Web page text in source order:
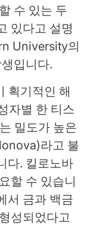
수 있는 두
있다고 설명
University의
입니다.
획기적인 해
자별 한 티스
밀도가 높은
라고 불
다. 킬로노바
할 수 있습니
서 금과 백금
성되었다고